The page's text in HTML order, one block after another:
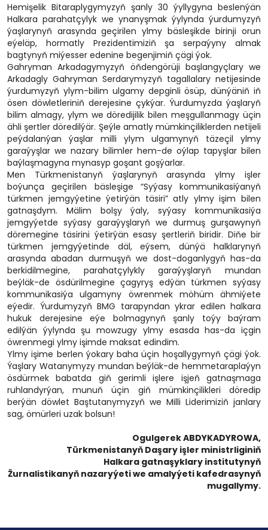
Hemişelik Bitaraplygymyzyň şanly 30 ýyllygyna beslenýän
Halkara parahatçylyk we ynanyşmak ýylynda ýurdumyzyň
ýaşlarynyň arasynda geçirilen ylmy bäsleşikde birinji orun
eýeläp, hormatly Prezidentimiziň şa serpaýyny almak
bagtynyň miýesser edenine begenjimiň çägi ýok.
Gahryman Arkadagymyzyň öňdengörüji başlangyçlary we
Arkadagly Gahryman Serdarymyzyň tagallalary netijesinde
ýurdumyzyň ylym-bilim ulgamy depginli ösüp, dünýäniň iň
ösen döwletleriniň derejesine çykýar. Ýurdumyzda ýaşlaryň
bilim almagy, ylym we döredijilik bilen meşgullanmagy üçin
ähli şertler döredilýär. Şeýle amatly mümkinçiliklerden netijeli
peýdalanýan ýaşlar milli ylym ulgamynyň täzeçil ylmy
garaýyşlar we nazary bilimler hem-de oýlap tapyşlar bilen
baýlaşmagyna mynasyp goşant goşýarlar.
Men Türkmenistanyň ýaşlarynyň arasynda ylmy işler
boýunça geçirilen bäsleşige “Syýasy kommunikasiýanyň
türkmen jemgyýetine ýetirýän täsiri” atly ylmy işim bilen
gatnaşdym. Mälim bolşy ýaly, syýasy kommunikasiýa
jemgyýetde syýasy garaýyşlaryň we durmuş gurşawynyň
döremegine täsirini ýetirýän esasy şertleriň biridir. Diňe bir
türkmen jemgyýetinde däl, eýsem, dünýä halklarynyň
arasynda abadan durmuşyň we dost-doganlygyň has-da
berkidilmegine, parahatçylykly garaýyşlaryň mundan
beýläk-de ösdürilmegine çagyryş edýän türkmen syýasy
kommunikasiýa ulgamyny öwrenmek möhüm ähmiýete
eýedir. Ýurdumyzyň BMG tarapyndan ykrar edilen halkara
hukuk derejesine eýe bolmagynyň şanly toýy baýram
edilýän ýylynda şu mowzugy ylmy esasda has-da içgin
öwrenmegi ylmy işimde maksat edindim.
Ylmy işime berlen ýokary baha üçin hoşallygymyň çägi ýok.
Ýaşlary Watanymyzy mundan beýläk-de hemmetaraplaýyn
ösdürmek babatda giň gerimli işlere işjeň gatnaşmaga
ruhlandyrýan, munuň üçin giň mümkinçilikleri döredip
berýän döwlet Baştutanymyzyň we Milli Liderimiziň janlary
sag, ömürleri uzak bolsun!
Ogulgerek ABDYKADYROWA,
Türkmenistanyň Daşary işler ministrliginiň
Halkara gatnaşyklary institutynyň
Žurnalistikanyň nazaryýeti we amalyýeti kafedrasynyň
mugallymy.